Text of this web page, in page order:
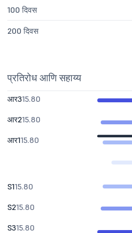
100 दिवस
200 दिवस
प्रतिरोध आणि सहाय्य
आर315.80
आर215.80
आर115.80
S115.80
S215.80
S315.80